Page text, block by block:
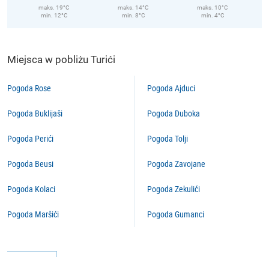
maks. 19°C
min. 12°C
maks. 14°C
min. 8°C
maks. 10°C
min. 4°C
Miejsca w pobliżu Turići
Pogoda Rose
Pogoda Buklijaši
Pogoda Perići
Pogoda Beusi
Pogoda Kolaci
Pogoda Maršići
Pogoda Ajduci
Pogoda Duboka
Pogoda Tolji
Pogoda Zavojane
Pogoda Zekulići
Pogoda Gumanci